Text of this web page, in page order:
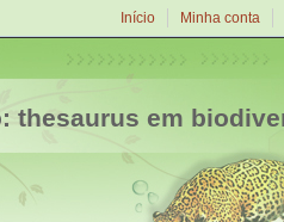
Início Minha conta
thesaurus em